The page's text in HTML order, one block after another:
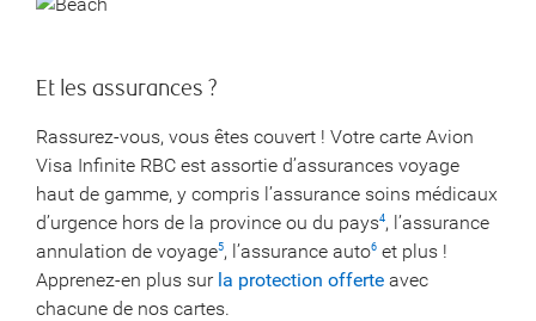
Et les assurances ?
Rassurez-vous, vous êtes couvert ! Votre carte Avion
Visa Infinite RBC est assortie d’assurances voyage
haut de gamme, y compris l’assurance soins médicaux
d’urgence hors de la province ou du pays4, l’assurance
annulation de voyage5, l’assurance auto6 et plus !
Apprenez-en plus sur la protection offerte avec
chacune de nos cartes.